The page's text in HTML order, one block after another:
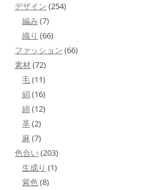
デザイン (254)
編み (7)
織り (66)
ファッション (66)
素材(72)
毛(11)
絹(16)
綿(12)
革(2)
麻 (7)
色合い(203)
生成り (1)
紫色(8)